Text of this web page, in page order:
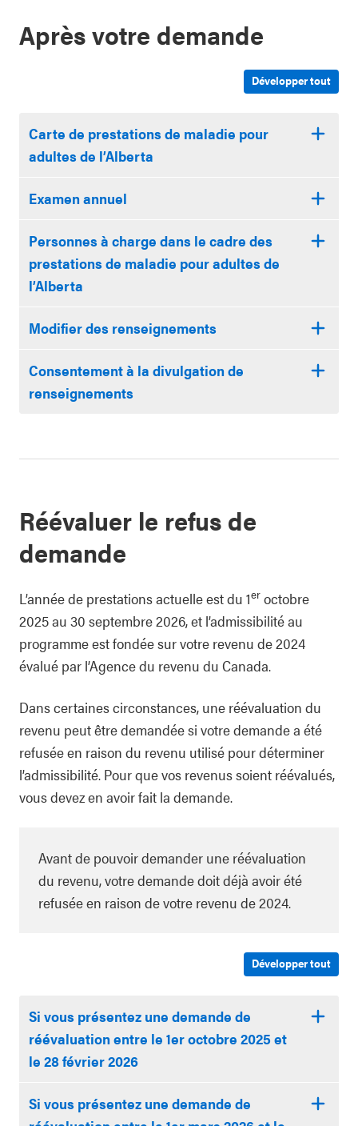
Après votre demande
Développer tout
Carte de prestations de maladie pour
adultes de l’Alberta
Examen annuel
Personnes à charge dans le cadre des
prestations de maladie pour adultes de
l’Alberta
Modifier des renseignements
Consentement à la divulgation de
renseignements
Réévaluer le refus de
demande
L’année de prestations actuelle est du 1er octobre
2025 au 30 septembre 2026, et l’admissibilité au
programme est fondée sur votre revenu de 2024
évalué par l’Agence du revenu du Canada.
Dans certaines circonstances, une réévaluation du
revenu peut être demandée si votre demande a été
refusée en raison du revenu utilisé pour déterminer
l’admissibilité. Pour que vos revenus soient réévalués,
vous devez en avoir fait la demande.
Avant de pouvoir demander une réévaluation
du revenu, votre demande doit déjà avoir été
refusée en raison de votre revenu de 2024.
Développer tout
Si vous présentez une demande de
réévaluation entre le 1er octobre 2025 et
le 28 février 2026
Si vous présentez une demande de